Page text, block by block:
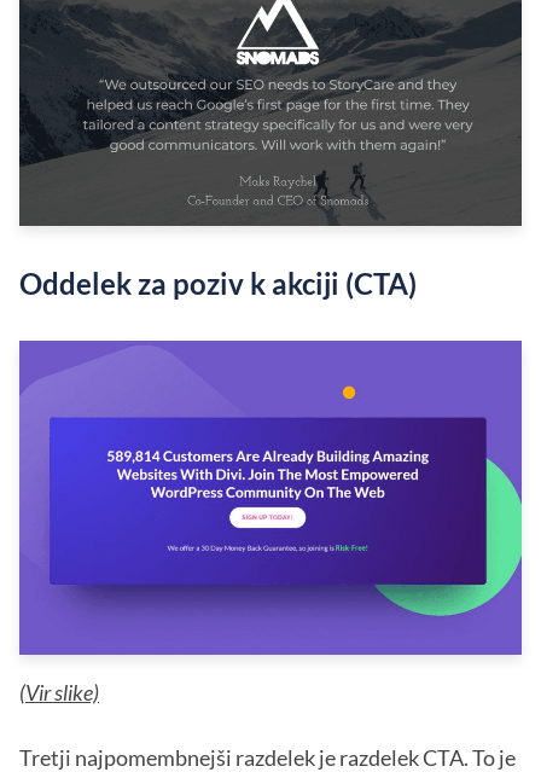
Oddelek za poziv k akciji (CTA)
(Vir slike)
Tretji najpomembnejši razdelek je razdelek CTA. To je